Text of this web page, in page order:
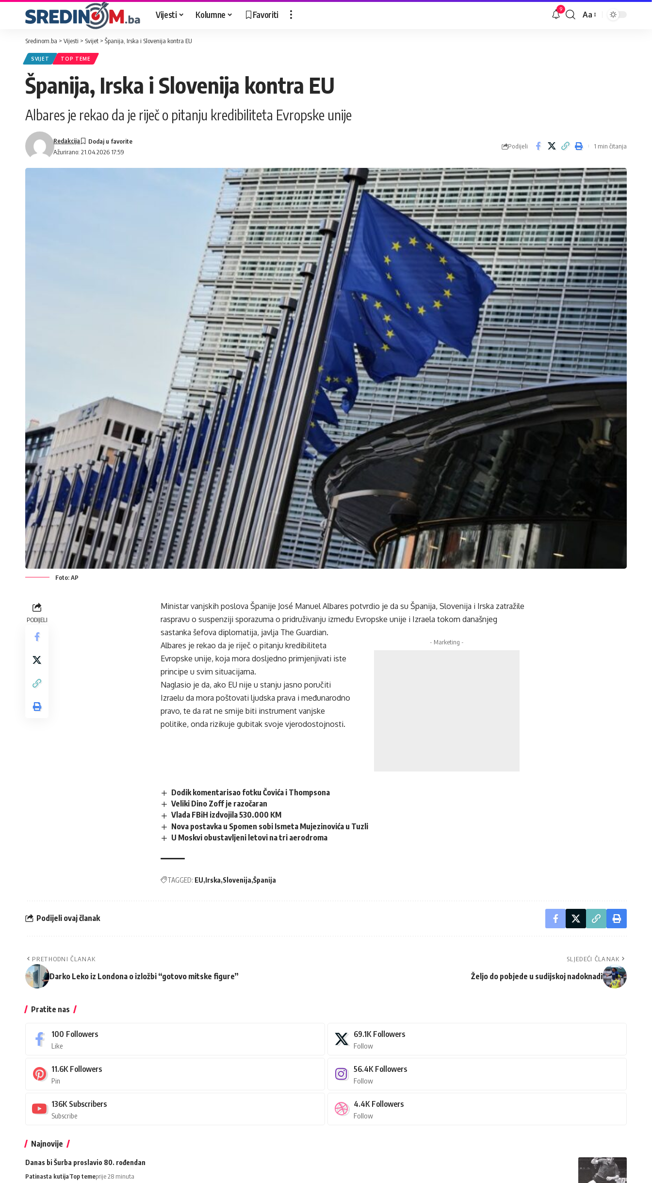
Vijesti Kolumne Favoriti 9
Veličina
Aa
Sredinom.ba > Vijesti > Svijet > Španija, Irska i Slovenija kontra EU
SVIJET TOP TEME
Španija, Irska i Slovenija kontra EU
Albares je rekao da je riječ o pitanju kredibiliteta Evropske unije
Ažurirano: 21.04.2026 17:59
Redakcija
Podijeli 1 min čitanja
Foto: AP
PODIJELI
Ministar vanjskih poslova Španije José Manuel Albares potvrdio je da su Španija, Slovenija i Irska zatražile
raspravu o suspenziji sporazuma o pridruživanju između Evropske unije i Izraela tokom današnjeg
sastanka šefova diplomatija, javlja The Guardian.
- Marketing -
Albares je rekao da je riječ o pitanju kredibiliteta
Evropske unije, koja mora dosljedno primjenjivati iste
principe u svim situacijama.
Naglasio je da, ako EU nije u stanju jasno poručiti
Izraelu da mora poštovati ljudska prava i međunarodno
pravo, te da rat ne smije biti instrument vanjske
politike, onda rizikuje gubitak svoje vjerodostojnosti.
Dodik komentarisao fotku Čovića i Thompsona
Veliki Dino Zoff je razočaran
Vlada FBiH izdvojila 530.000 KM
Nova postavka u Spomen sobi Ismeta Mujezinovića u Tuzli
U Moskvi obustavljeni letovi na tri aerodroma
TAGGED: EU Irska Slovenija Španija
Podijeli ovaj članak
PRETHODNI ČLANAK
Darko Leko iz Londona o izložbi “gotovo mitske figure”
SLJEDEĆI ČLANAK
Željo do pobjede u sudijskoj nadoknadi
Pratite nas
100 Followers
Like
69.1K Followers
Follow
11.6K Followers
Pin
56.4K Followers
Follow
136K Subscribers
Subscribe
4.4K Followers
Follow
Najnovije
Danas bi Šurba proslavio 80. rođendan
Patinasta kutijaTop temeprije 28 minuta